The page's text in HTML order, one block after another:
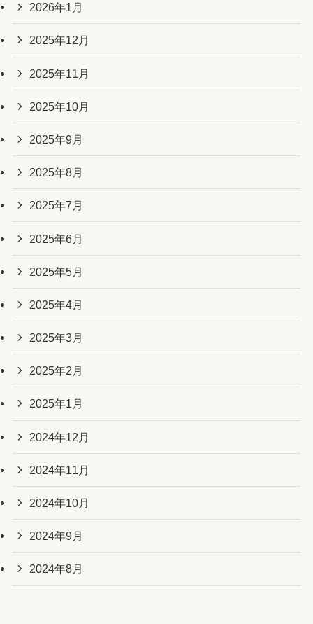
2026年1月
2025年12月
2025年11月
2025年10月
2025年9月
2025年8月
2025年7月
2025年6月
2025年5月
2025年4月
2025年3月
2025年2月
2025年1月
2024年12月
2024年11月
2024年10月
2024年9月
2024年8月